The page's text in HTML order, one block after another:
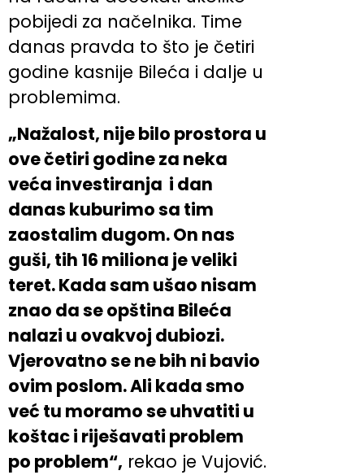
pobijedi za načelnika. Time
danas pravda to što je četiri
godine kasnije Bileća i dalje u
problemima.
„Nažalost, nije bilo prostora u
ove četiri godine za neka
veća investiranja i dan
danas kuburimo sa tim
zaostalim dugom. On nas
guši, tih 16 miliona je veliki
teret. Kada sam ušao nisam
znao da se opština Bileća
nalazi u ovakvoj dubiozi.
Vjerovatno se ne bih ni bavio
ovim poslom. Ali kada smo
već tu moramo se uhvatiti u
koštac i riješavati problem
po problem“, rekao je Vujović.